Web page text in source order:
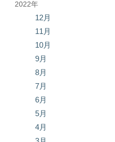
2022年
12月
11月
10月
9月
8月
7月
6月
5月
4月